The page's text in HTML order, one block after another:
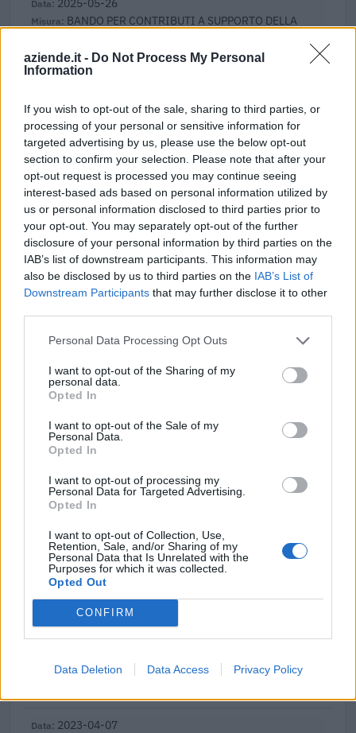
aziende.it - Do Not Process My Personal
Information
If you wish to opt-out of the sale, sharing to third parties, or
processing of your personal or sensitive information for
targeted advertising by us, please use the below opt-out
section to confirm your selection. Please note that after your
opt-out request is processed you may continue seeing
interest-based ads based on personal information utilized by
us or personal information disclosed to third parties prior to
your opt-out. You may separately opt-out of the further
disclosure of your personal information by third parties on the
IAB’s list of downstream participants. This information may
also be disclosed by us to third parties on the IAB’s List of
Downstream Participants that may further disclose it to other
Personal Data Processing Opt Outs
I want to opt-out of the Sharing of my
personal data.
Opted In
I want to opt-out of the Sale of my
Personal Data.
Opted In
I want to opt-out of processing my
Personal Data for Targeted Advertising.
Opted In
I want to opt-out of Collection, Use,
Retention, Sale, and/or Sharing of my
Personal Data that Is Unrelated with the
Purposes for which it was collected.
Opted Out
CONFIRM
Data Deletion Data Access Privacy Policy
BANDO PER CONTRIBUTI A SUPPORTO DELLA
– ANNO 2025 (25HT)
Camera di Commercio, Industria, Artigianato e
3.000 euro
2023-11-20
Regolamento per i fondi interprofessionali per la
formazione continua per la concessioni di aiuti di stato
esentati ai s
FonARCom
n.d.
2023-08-04
Contributi a favore delle imprese di autotrasporto
per acquisto Ad blue anno 2022
Sostenibili - Direzione General
44 euro
2023-07-11
Regolamento per i fondi interprofessionali per la
formazione continua per la concessioni di aiuti di stato
esentati ai s
FonARCom
130 euro
2023-05-30
Contributo a fondo perduto [e modifiche ai sensi
SA 101076)
agenzia delle entrate
11.170 euro
2023-04-18
esenzioni fiscali e crediti d'imposta adottati a
seguito della crisi economica causata dall'epidemia di
agenzia delle entrate
2023-04-07